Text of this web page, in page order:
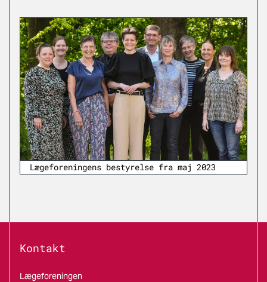
Lægeforeningens bestyrelse fra maj 2023
Kontakt
Lægeforeningen